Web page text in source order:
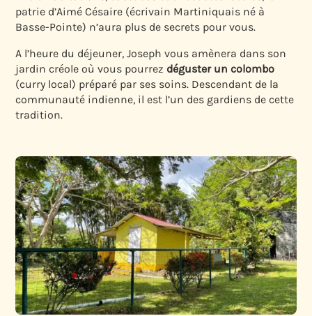
patrie d’Aimé Césaire (écrivain Martiniquais né à
Basse-Pointe) n’aura plus de secrets pour vous.
A l’heure du déjeuner, Joseph vous amènera dans son
jardin créole où vous pourrez déguster un colombo
(curry local) préparé par ses soins. Descendant de la
communauté indienne, il est l’un des gardiens de cette
tradition.